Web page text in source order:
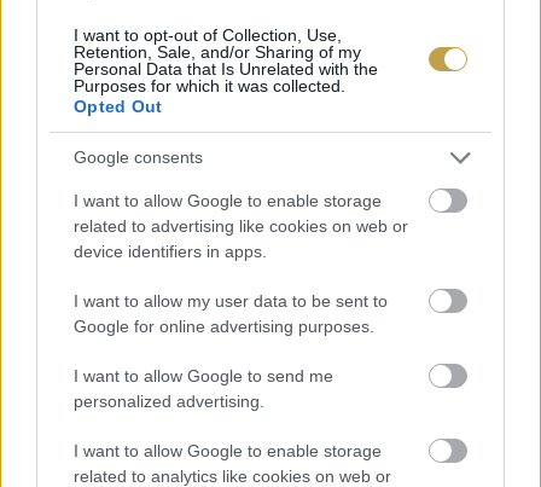
I want to opt-out of Collection, Use,
Retention, Sale, and/or Sharing of my
Personal Data that Is Unrelated with the
Purposes for which it was collected.
Opted Out
Google consents
I want to allow Google to enable storage
related to advertising like cookies on web or
device identifiers in apps.
I want to allow my user data to be sent to
Google for online advertising purposes.
I want to allow Google to send me
personalized advertising.
I want to allow Google to enable storage
related to analytics like cookies on web or
A tamales (kukoricacsuhéba töltött hús és
zöldségek) egy hagyományos mexikói étel, amit
sok család fogyaszt az ünnepi szezonban. Az étel
elsősorban a családi kapcsolatokat szimbolizálja,
hiszen a rokonok azért gyűlnek össze újévkor,
hogy együtt készítsék el ezt a látványos ünnepi
fogást.